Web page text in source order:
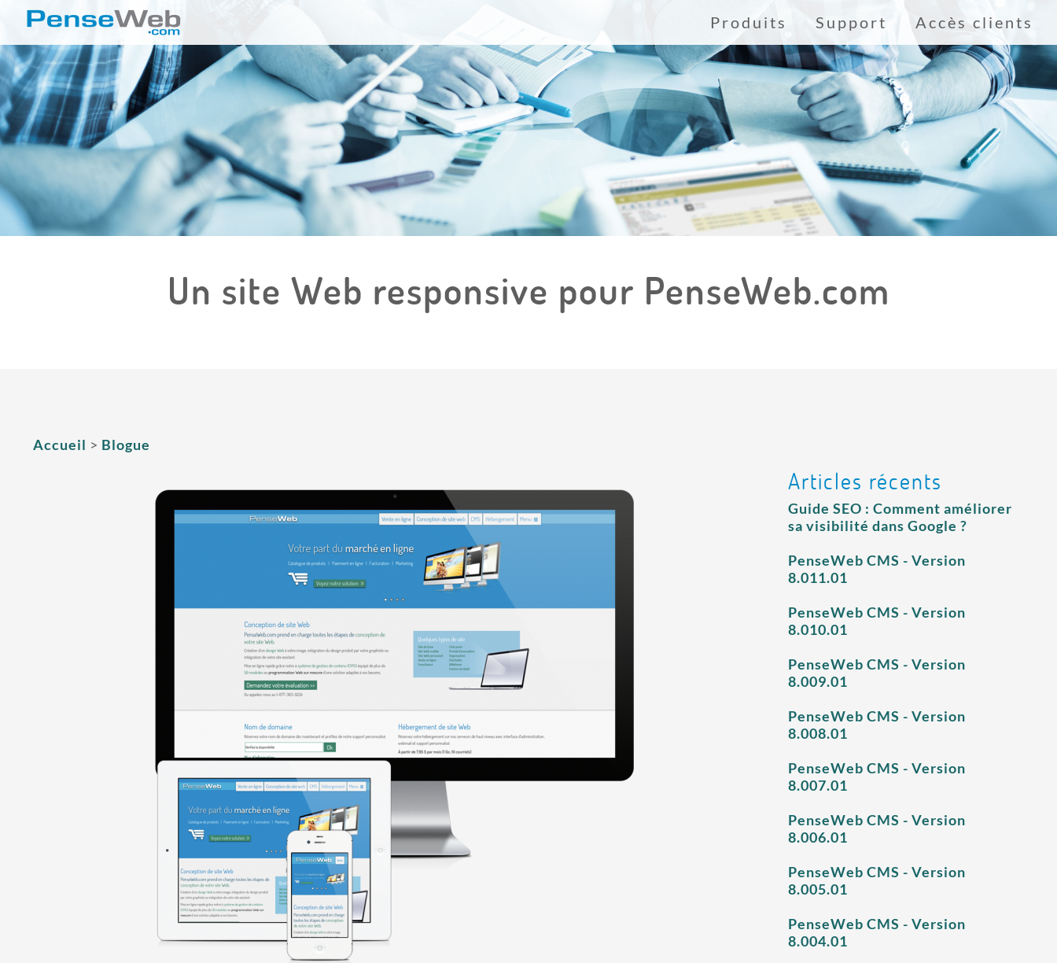
Produits Support Accès clients
Un site Web responsive pour PenseWeb.com
Accueil > Blogue
Articles récents
Guide SEO : Comment améliorer
sa visibilité dans Google ?
PenseWeb CMS - Version
8.011.01
PenseWeb CMS - Version
8.010.01
PenseWeb CMS - Version
8.009.01
PenseWeb CMS - Version
8.008.01
PenseWeb CMS - Version
8.007.01
PenseWeb CMS - Version
8.006.01
PenseWeb CMS - Version
8.005.01
PenseWeb CMS - Version
8.004.01